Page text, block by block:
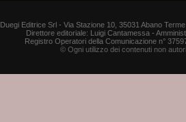
Duegi Editrice Srl - Via Stazione 10, 35031 Abano
Direttore editoriale: Luigi Cantamessa -
Registro Operatori della Comunicazione n°
© Ogni utilizzo dei contenuti non